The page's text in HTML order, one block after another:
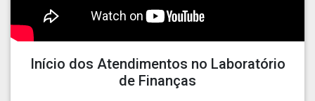
Início dos Atendimentos no Laboratório
de Finanças